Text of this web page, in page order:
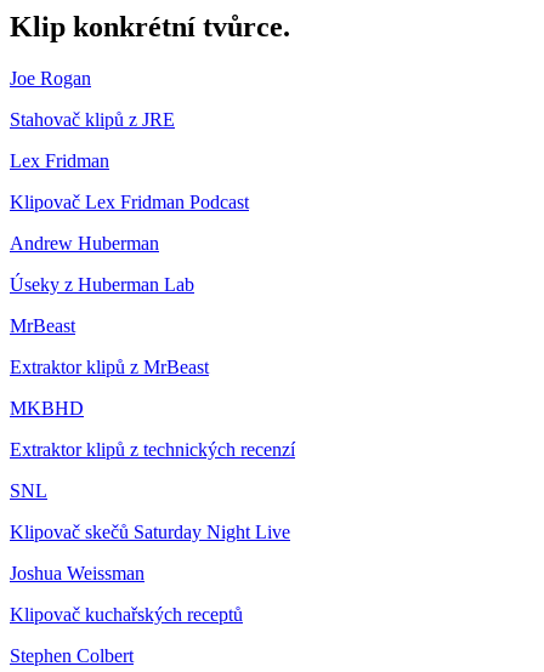
Klip konkrétní tvůrce.
Joe Rogan
Stahovač klipů z JRE
Lex Fridman
Klipovač Lex Fridman Podcast
Andrew Huberman
Úseky z Huberman Lab
MrBeast
Extraktor klipů z MrBeast
MKBHD
Extraktor klipů z technických recenzí
SNL
Klipovač skečů Saturday Night Live
Joshua Weissman
Klipovač kuchařských receptů
Stephen Colbert